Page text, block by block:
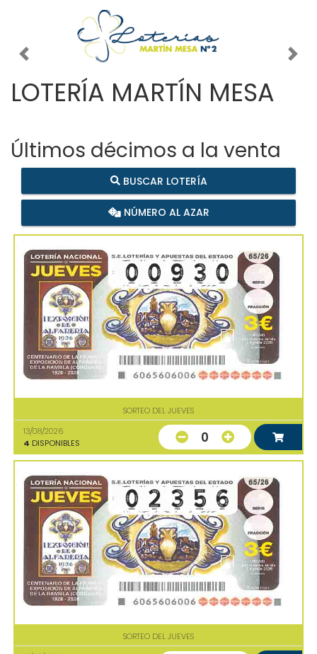
Imagen anterior
LOTERÍA MARTÍN MESA
Últimos décimos a la venta
BUSCAR LOTERÍA
NÚMERO AL AZAR
SORTEO DEL JUEVES
13/08/2026
4 DISPONIBLES 0
SORTEO DEL JUEVES